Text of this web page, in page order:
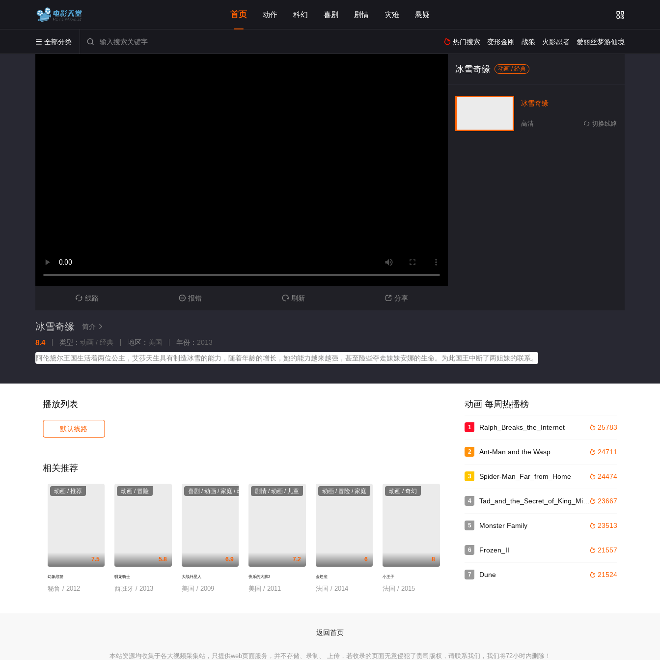
首页 动作 科幻 喜剧 剧情 灾难 悬疑 
 全部分类   热门搜索 变形金刚 战狼 火影忍者 爱丽丝梦游仙境
 线路  报错  刷新  分享
冰雪奇缘 动画 / 经典
冰雪奇缘
高清  切换线路
冰雪奇缘 简介 
8.4 类型： 动画 / 经典 地区： 美国 年份： 2013
阿伦黛尔王国生活着两位公主，艾莎天生具有制造冰雪的能力，随着年龄的增长，她的能力越来越强，甚至险些夺走妹妹安娜的生命。为此国王中断了两姐妹的联系。
播放列表
默认线路
相关推荐
动画 / 推荐
7.5
幻象战警
秘鲁 / 2012
动画 / 冒险
5.8
驯龙骑士
西班牙 / 2013
喜剧 / 动画 / 家庭 / 动作
6.9
大战外星人
美国 / 2009
剧情 / 动画 / 儿童
7.2
快乐的大脚2
美国 / 2011
动画 / 冒险 / 家庭
6
金翅雀
法国 / 2014
动画 / 奇幻
8
小王子
法国 / 2015
动画 每周热播榜
1  25783
Ralph_Breaks_the_Internet
2  24711
Ant-Man and the Wasp
3  24474
Spider-Man_Far_from_Home
4  23667
Tad_and_the_Secret_of_King_Midas
5  23513
Monster Family
6  21557
Frozen_II
7  21524
Dune
返回首页
本站资源均收集于各大视频采集站，只提供web页面服务，并不存储、录制、 上传，若收录的页面无意侵犯了贵司版权，请联系我们，我们将72小时内删除！